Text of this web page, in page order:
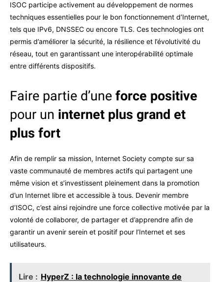
ISOC participe activement au développement de normes
techniques essentielles pour le bon fonctionnement d’Internet,
tels que IPv6, DNSSEC ou encore TLS. Ces technologies ont
permis d’améliorer la sécurité, la résilience et l’évolutivité du
réseau, tout en garantissant une interopérabilité optimale
entre différents dispositifs.
Faire partie d’une force positive
pour un internet plus grand et
plus fort
Afin de remplir sa mission, Internet Society compte sur sa
vaste communauté de membres actifs qui partagent une
même vision et s’investissent pleinement dans la promotion
d’un Internet libre et accessible à tous. Devenir membre
d’ISOC, c’est ainsi rejoindre une force collective motivée par la
volonté de collaborer, de partager et d’apprendre afin de
garantir un avenir serein et positif pour l’Internet et ses
utilisateurs.
Lire : HyperZ : la technologie innovante de